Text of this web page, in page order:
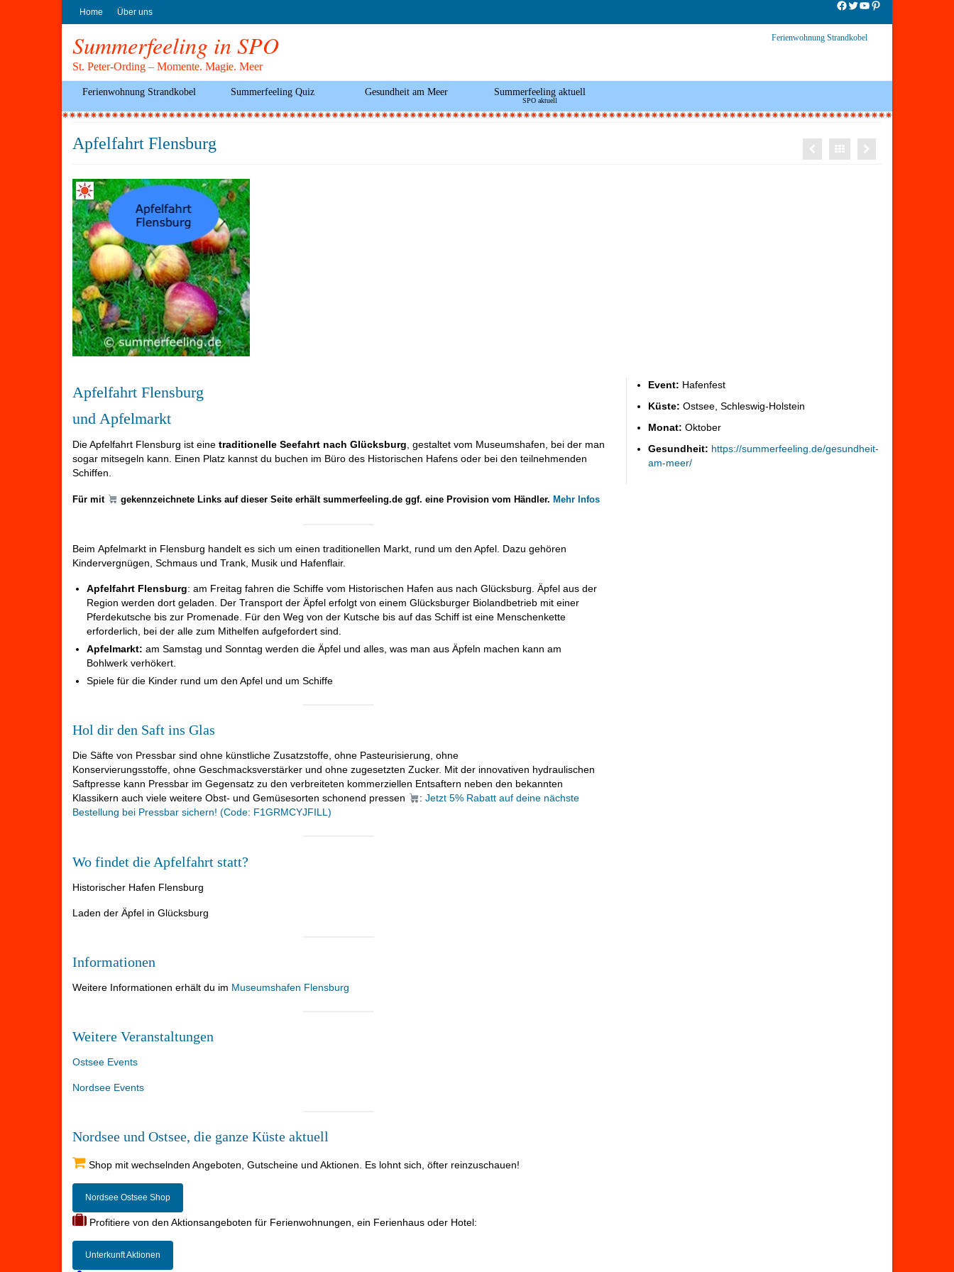
Home Über uns
Facebook
Twitter
YouTube
Pinterest
Summerfeeling in SPO
St. Peter-Ording – Momente. Magie. Meer
Ferienwohnung Strandkobel
Ferienwohnung Strandkobel Summerfeeling Quiz Gesundheit am Meer Summerfeeling aktuell
SPO aktuell
Apfelfahrt Flensburg
Apfelfahrt Flensburg
und Apfelmarkt
Die Apfelfahrt Flensburg ist eine traditionelle Seefahrt nach Glücksburg , gestaltet vom Museumshafen, bei der man
sogar mitsegeln kann. Einen Platz kannst du buchen im Büro des Historischen Hafens oder bei den teilnehmenden
Schiffen.
Für mit gekennzeichnete Links auf dieser Seite erhält summerfeeling.de ggf. eine Provision vom Händler. Mehr Infos
Beim Apfelmarkt in Flensburg handelt es sich um einen traditionellen Markt, rund um den Apfel. Dazu gehören
Kindervergnügen, Schmaus und Trank, Musik und Hafenflair.
Apfelfahrt Flensburg: am Freitag fahren die Schiffe vom Historischen Hafen aus nach Glücksburg. Äpfel aus der
Region werden dort geladen. Der Transport der Äpfel erfolgt von einem Glücksburger Biolandbetrieb mit einer
Pferdekutsche bis zur Promenade. Für den Weg von der Kutsche bis auf das Schiff ist eine Menschenkette
erforderlich, bei der alle zum Mithelfen aufgefordert sind.
Apfelmarkt: am Samstag und Sonntag werden die Äpfel und alles, was man aus Äpfeln machen kann am
Bohlwerk verhökert.
Spiele für die Kinder rund um den Apfel und um Schiffe
Hol dir den Saft ins Glas
Die Säfte von Pressbar sind ohne künstliche Zusatzstoffe, ohne Pasteurisierung, ohne
Konservierungsstoffe, ohne Geschmacksverstärker und ohne zugesetzten Zucker. Mit der innovativen hydraulischen
Saftpresse kann Pressbar im Gegensatz zu den verbreiteten kommerziellen Entsaftern neben den bekannten
Klassikern auch viele weitere Obst- und Gemüsesorten schonend pressen
: Jetzt 5% Rabatt auf deine nächste
Bestellung bei Pressbar sichern! (Code: F1GRMCYJFILL)
Wo findet die Apfelfahrt statt?
Historischer Hafen Flensburg
Laden der Äpfel in Glücksburg
Informationen
Weitere Informationen erhält du im Museumshafen Flensburg
Weitere Veranstaltungen
Ostsee Events
Nordsee Events
Nordsee und Ostsee, die ganze Küste aktuell
Shop mit wechselnden Angeboten, Gutscheine und Aktionen. Es lohnt sich, öfter reinzuschauen!
Nordsee Ostsee Shop
Profitiere von den Aktionsangeboten für Ferienwohnungen, ein Ferienhaus oder Hotel:
Unterkunft Aktionen
Event: Hafenfest
Küste: Ostsee, Schleswig-Holstein
Monat: Oktober
Gesundheit: https://summerfeeling.de/gesundheit-
am-meer/